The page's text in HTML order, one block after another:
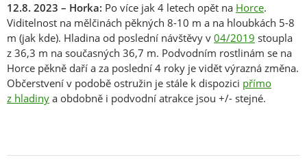
12.8. 2023 – Horka: Po více jak 4 letech opět na Horce.
Viditelnost na mělčinách pěkných 8-10 m a na hloubkách 5-8
m (jak kde). Hladina od poslední návštěvy v 04/2019 stoupla
z 36,3 m na současných 36,7 m. Podvodním rostlinám se na
Horce pěkně daří a za poslední 4 roky je vidět výrazná změna.
Občerstvení v podobě ostružin je stále k dispozici přímo
z hladiny a obdobně i podvodní atrakce jsou +/- stejné.